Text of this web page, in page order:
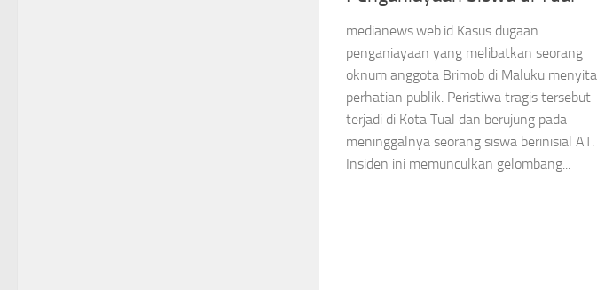
medianews.web.id Kasus dugaan
penganiayaan yang melibatkan seorang
oknum anggota Brimob di Maluku menyita
perhatian publik. Peristiwa tragis tersebut
terjadi di Kota Tual dan berujung pada
meninggalnya seorang siswa berinisial AT.
Insiden ini memunculkan gelombang...